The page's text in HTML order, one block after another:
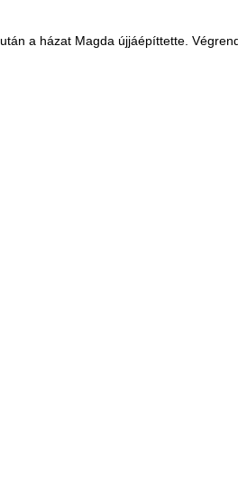
a házat Magda újjáépíttette.